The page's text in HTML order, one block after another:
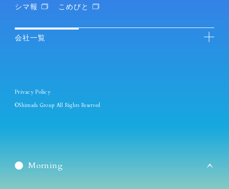
シマ報 こめびと
会社一覧
Morning
Privacy Policy
©Shimada Group All Rights Reserved